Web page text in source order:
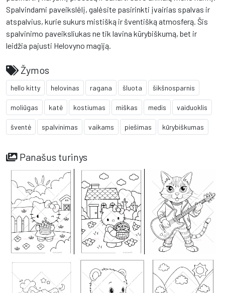
Spalvindami paveikslėlį, galėsite pasirinkti įvairias spalvas ir
atspalvius, kurie sukurs mistišką ir šventišką atmosferą. Šis
spalvinimo paveiksliukas ne tik lavina kūrybiškumą, bet ir
leidžia pajusti Helovyno magiją.
Žymos
hello kitty helovinas ragana šluota šikšnosparnis
moliūgas katė kostiumas miškas medis vaiduoklis
šventė spalvinimas vaikams piešimas kūrybiškumas
Panašus turinys